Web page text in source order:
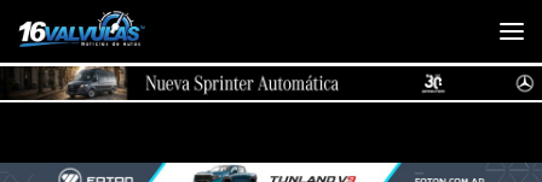
Saltar al contenido